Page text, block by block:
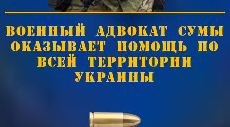
ВОЕННЫЙ АДВОКАТ СУМЫ
ОКАЗЫВАЕТ ПОМОЩЬ ПО
ВСЕЙ ТЕРРИТОРИИ
УКРАИНЫ